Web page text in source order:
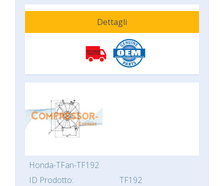
Dettagli
Honda-TFan-TF192
ID Prodotto:
TF192